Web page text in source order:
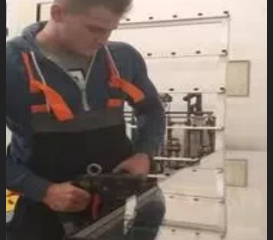
A felújítás során figyelmet fordítunk az
esztétikai és funkcionális igényekre.
Kérjen ajánlatot!"